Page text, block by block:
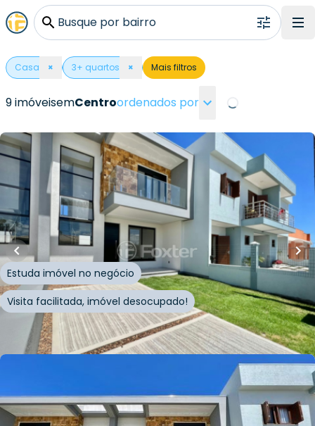
Busque por bairro
Casa × 3+ quartos × Mais filtros
9 imóveisemCentroordenados por
R$900.100,00
R$ 855.095,00
127m² • 3 quartos•3banheiros
vagas
Casa
Rua Paraguai,Centro ,Capão da Canoa
Estuda imóvel no negócio
Visita facilitada, imóvel desocupado!
Whatsapp
Cód.228754
R$855.095,00
127m²•3quartos•3banheiros•2vagas